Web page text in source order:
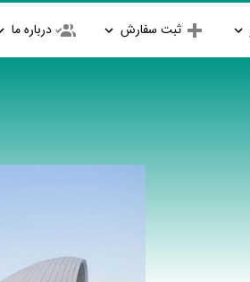
ثبت سفارش درباره ما